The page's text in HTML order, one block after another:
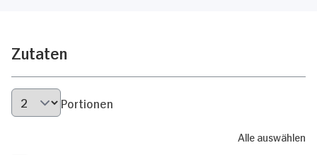
Zutaten
Portionen
Alle auswählen